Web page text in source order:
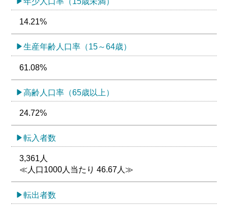
14.21%
生産年齢人口率（15～64歳）
61.08%
高齢人口率（65歳以上）
24.72%
転入者数
3,361人
≪人口1000人当たり 46.67人≫
転出者数